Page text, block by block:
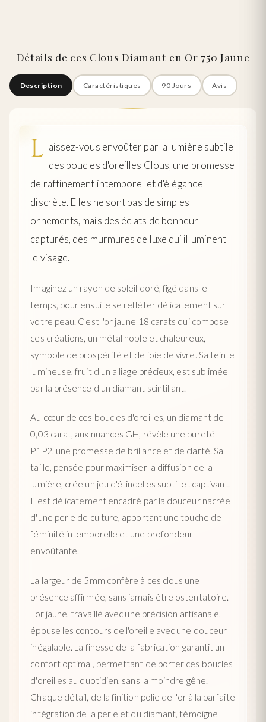
Détails de ces Clous Diamant en Or 750 Jaune
Description Caractéristiques 90 Jours Avis
L aissez-vous envoûter par la lumière subtile
des boucles d'oreilles Clous, une promesse
de raffinement intemporel et d'élégance
discrète. Elles ne sont pas de simples
ornements, mais des éclats de bonheur
capturés, des murmures de luxe qui illuminent
le visage.
Imaginez un rayon de soleil doré, figé dans le
temps, pour ensuite se refléter délicatement sur
votre peau. C'est l'or jaune 18 carats qui compose
ces créations, un métal noble et chaleureux,
symbole de prospérité et de joie de vivre. Sa teinte
lumineuse, fruit d'un alliage précieux, est sublimée
par la présence d'un diamant scintillant.
Au cœur de ces boucles d'oreilles, un diamant de
0,03 carat, aux nuances GH, révèle une pureté
P1P2, une promesse de brillance et de clarté. Sa
taille, pensée pour maximiser la diffusion de la
lumière, crée un jeu d'étincelles subtil et captivant.
Il est délicatement encadré par la douceur nacrée
d'une perle de culture, apportant une touche de
féminité intemporelle et une profondeur
envoûtante.
La largeur de 5mm confère à ces clous une
présence affirmée, sans jamais être ostentatoire.
L'or jaune, travaillé avec une précision artisanale,
épouse les contours de l'oreille avec une douceur
inégalable. La finesse de la fabrication garantit un
confort optimal, permettant de porter ces boucles
d'oreilles au quotidien, sans la moindre gêne.
Chaque détail, de la finition polie de l'or à la parfaite
intégration de la perle et du diamant, témoigne